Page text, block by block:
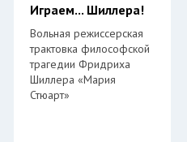
Играем... Шиллера!
Вольная режиссерская
трактовка философской
трагедии Фридриха
Шиллера «Мария
Стюарт»